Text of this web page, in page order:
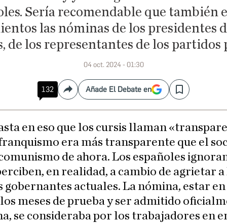
Sería recomendable que también
las nóminas de los presidentes
de los representantes de los partidos
04 oct. 2024 - 01:30
132 CompartirAñade El Debate en Save
en eso que los cursis llaman
era más transparente que el
de ahora. Los españoles
en realidad, a cambio de agrietar a
gobernantes actuales. La nómina, estar
meses de prueba y ser admitido
se consideraba por los trabajadores en